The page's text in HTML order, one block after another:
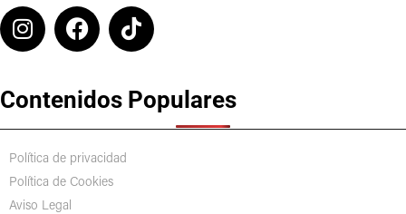
Contenidos Populares
Política de privacidad
Política de Cookies
Aviso Legal